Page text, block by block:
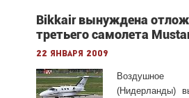
Bikkair вынуждена
третьего самолета
22 января 2009
(Нидерланды)